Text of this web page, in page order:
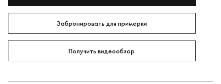
Забронировать для примерки
Получить видеообзор